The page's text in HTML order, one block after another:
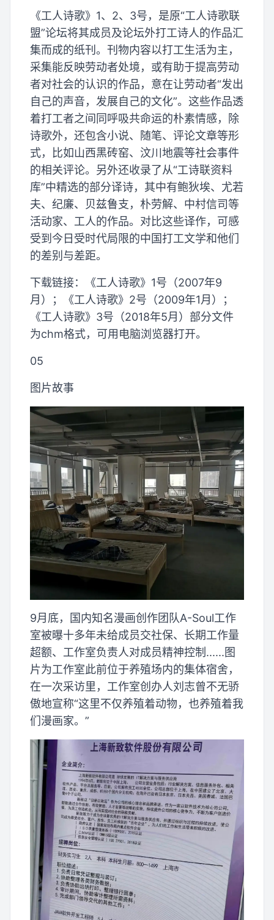
《工人诗歌》1、2、3号，是原“工人诗歌联
盟”论坛将其成员及论坛外打工诗人的作品汇
集而成的纸刊。刊物内容以打工生活为主，
采集能反映劳动者处境，或有助于提高劳动
者对社会的认识的作品，意在让劳动者“发出
自己的声音，发展自己的文化”。这些作品透
着打工者之间同呼吸共命运的朴素情感，除
诗歌外，还包含小说、随笔、评论文章等形
式，比如山西黑砖窑、汶川地震等社会事件
的相关评论。另外还收录了从“工诗联资料
库”中精选的部分译诗，其中有鲍狄埃、尤若
夫、纪廉、贝兹鲁支，朴劳解、中村信司等
活动家、工人的作品。对比这些译作，可感
受到今日受时代局限的中国打工文学和他们
的差别与差距。
下载链接：《工人诗歌》1号（2007年9
月）；《工人诗歌》2号（2009年1月）；
《工人诗歌》3号（2018年5月）部分文件
为chm格式，可用电脑浏览器打开。
05
图片故事
9月底，国内知名漫画创作团队A-Soul工作
室被曝十多年未给成员交社保、长期工作量
超额、工作室负责人对成员精神控制......图
片为工作室此前位于养殖场内的集体宿舍，
在一次采访里，工作室创办人刘志曾不无骄
傲地宣称“这里不仅养殖着动物，也养殖着我
们漫画家。”